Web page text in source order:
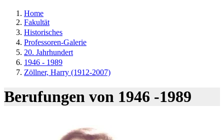
Home
Fakultät
Historisches
Professoren-Galerie
20. Jahrhundert
1946 - 1989
Zöllner, Harry (1912-2007)
Berufungen von 1946 -1989